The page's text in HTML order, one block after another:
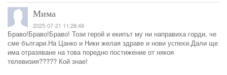
Мима
2025-07-21 11:28:48
Браво!Браво!Браво! Този герой и екипът му ни направиха горди, че
сме българи.На Цанко и Ники желая здраве и нови успехи.Дали ще
има отразяване на това поредно постижение от някоя
телевизия????? Кой знае!